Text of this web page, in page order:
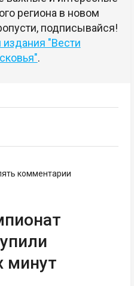
региона в новом
подписывайся!
издания "Вести
.
комментарии
минут